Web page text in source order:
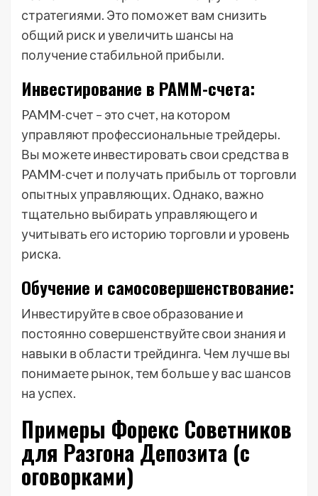
стратегиями. Это поможет вам снизить
общий риск и увеличить шансы на
получение стабильной прибыли.
Инвестирование в PAMM-счета:
PAMM-счет – это счет, на котором
управляют профессиональные трейдеры.
Вы можете инвестировать свои средства в
PAMM-счет и получать прибыль от торговли
опытных управляющих. Однако, важно
тщательно выбирать управляющего и
учитывать его историю торговли и уровень
риска.
Обучение и самосовершенствование:
Инвестируйте в свое образование и
постоянно совершенствуйте свои знания и
навыки в области трейдинга. Чем лучше вы
понимаете рынок, тем больше у вас шансов
на успех.
Примеры Форекс Советников
для Разгона Депозита (с
оговорками)